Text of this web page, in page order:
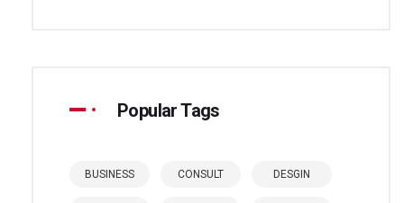
Popular Tags
BUSINESS CONSULT DESGIN